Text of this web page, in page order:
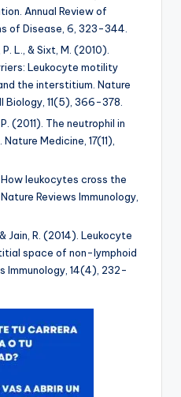
Annual Review of
of Disease, 6 , 323-344.
L., & Sixt, M. (2010).
Leukocyte motility
the interstitium. Nature
11(5), 366-378.
(2011). The neutrophil in
Nature Medicine, 17(11),
leukocytes cross the
Nature Reviews Immunology,
Jain, R. (2014). Leukocyte
space of non-lymphoid
Immunology, 14(4), 232-